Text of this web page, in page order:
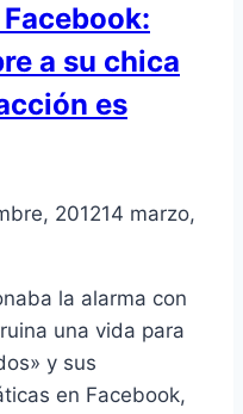
a su chica
es
201214 marzo,
la alarma con
una vida para
y sus
en Facebook,